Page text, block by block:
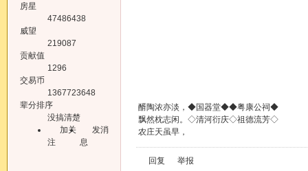
房星
47486438
威望
219087
贡献值
1296
交易币
1367723648
辈分排序
没搞清楚
加关
注
发消
息
醑陶浓亦淡，◆国器堂◆◆粤康公祠◆
飘然枕志闲。◇清河衍庆◇祖德流芳◇
农庄天虽早，
http://bbs.fang.org.cn:81/?u=11
回复 举报